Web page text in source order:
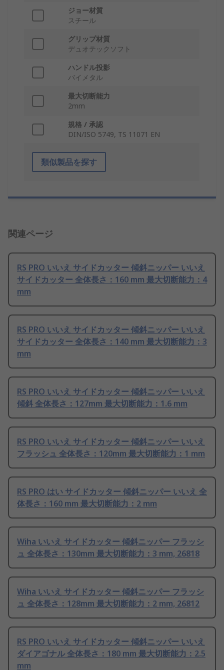
ジョー材質
スチール
グリップ材質
デュオテックソフト
ハンドル投影
バイメタル
最大切断能力
2mm
規格 / 承認
DIN/ISO 5749, TS 11071 EN
類似製品を探す
関連ページ
RS PRO いいえ サイドカッター 傾斜ニッパー いいえ
サイドカッター 全体長さ：160 mm 最大切断能力：4
mm
RS PRO いいえ サイドカッター 傾斜ニッパー いいえ
サイドカッター 全体長さ：140 mm 最大切断能力：3
mm
RS PRO いいえ サイドカッター 傾斜ニッパー いいえ
傾斜 全体長さ：127mm 最大切断能力：1.6 mm
RS PRO いいえ サイドカッター 傾斜ニッパー いいえ
フラッシュ 全体長さ：120mm 最大切断能力：1 mm
RS PRO はい サイドカッター 傾斜ニッパー いいえ 全
体長さ：160 mm 最大切断能力：2 mm
Wiha いいえ サイドカッター 傾斜ニッパー フラッシ
ュ 全体長さ：130mm 最大切断能力：3 mm, 26818
Wiha いいえ サイドカッター 傾斜ニッパー フラッシ
ュ 全体長さ：128mm 最大切断能力：2 mm, 26812
RS PRO いいえ サイドカッター 傾斜ニッパー いいえ
ダイアゴナル 全体長さ：180 mm 最大切断能力：2.5
mm